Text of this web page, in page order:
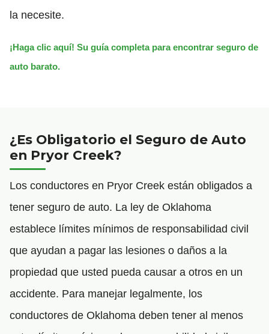
la necesite.
¡Haga clic aquí! Su guía completa para encontrar seguro de
auto barato.
¿Es Obligatorio el Seguro de Auto
en Pryor Creek?
Los conductores en Pryor Creek están obligados a
tener seguro de auto. La ley de Oklahoma
establece límites mínimos de responsabilidad civil
que ayudan a pagar las lesiones o daños a la
propiedad que usted pueda causar a otros en un
accidente. Para manejar legalmente, los
conductores de Oklahoma deben tener al menos